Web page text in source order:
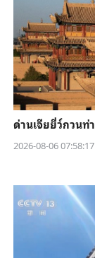
ด่านเจียยี่ว์กวน
2026-08-06 07:58:17